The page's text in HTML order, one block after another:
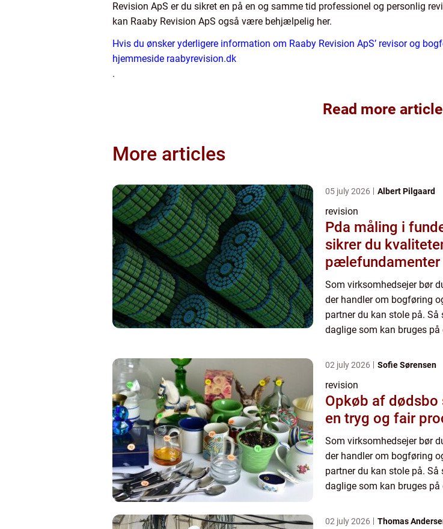
Revision ApS er du sikret en på en og samme tid professionel og personlig
kan Raaby Revision ApS også være behjælpelig her.
Hvis du ønsker yderligere information om Raaby Revision ApS’ revisor og
hjemmeside raabyrevision.dk
.
Read more
More articles
05 july 2026 Albert Pilgaard
revision
Pda måling i
sikrer du
pælefundamenter
Som virksomhedsejer bør
der handler om bogføring
partner du kan stole på. Så
daglige som kan bruges
skatteregnskab med hj...
02 july 2026 Sofie Sørensen
revision
Opkøb af dødsbo sådan foregår
en tryg og fair
Som virksomhedsejer bør
der handler om bogføring
partner du kan stole på. Så
daglige som kan bruges
skatteregnskab med hj...
02 july 2026 Thomas